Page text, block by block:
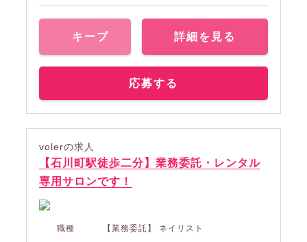
キープ 詳細を見る
応募する
volerの求人
【石川町駅徒歩二分】業務委託・レンタル
専用サロンです！
職種
【業務委託】 ネイリスト